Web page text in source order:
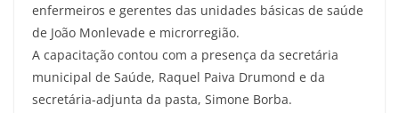
enfermeiros e gerentes das unidades básicas de saúde
de João Monlevade e microrregião.
A capacitação contou com a presença da secretária
municipal de Saúde, Raquel Paiva Drumond e da
secretária-adjunta da pasta, Simone Borba.